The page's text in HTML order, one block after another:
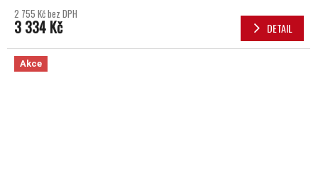
2 755 Kč bez DPH
3 334 Kč DETAIL
Akce